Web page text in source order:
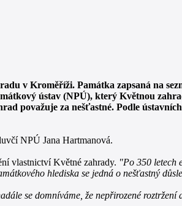
v Kroměříži. Památka zapsaná na
ústav (NPÚ), který Květnou
považuje za nešťastné. Podle
NPÚ Jana Hartmanová.
vlastnictví Květné zahrady. "Po 350 letech
hlediska se jedná o nešťastný
se domníváme, že nepřirozené